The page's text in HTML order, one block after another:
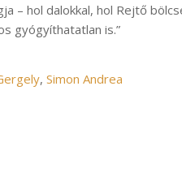
– hol dalokkal, hol Rejtő
gyógyíthatatlan is.”
,Simon Andrea